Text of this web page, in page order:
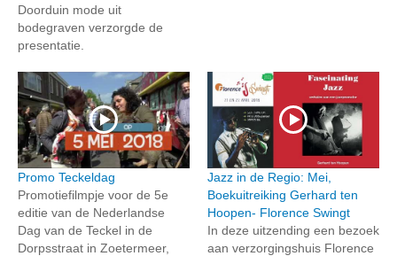
Doorduin mode uit
bodegraven verzorgde de
presentatie.
Promo Teckeldag
Promotiefilmpje voor de 5e
editie van de Nederlandse
Dag van de Teckel in de
Dorpsstraat in Zoetermeer,
Jazz in de Regio: Mei,
Boekuitreiking Gerhard ten
Hoopen- Florence Swingt
In deze uitzending een bezoek
aan verzorgingshuis Florence